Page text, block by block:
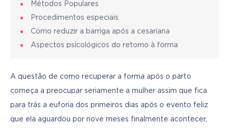
Métodos Populares
Procedimentos especiais
Como reduzir a barriga após a cesariana
Aspectos psicológicos do retorno à forma
A questão de como recuperar a forma após o parto
começa a preocupar seriamente a mulher assim que fica
para trás a euforia dos primeiros dias após o evento feliz
que ela aguardou por nove meses finalmente acontecer,